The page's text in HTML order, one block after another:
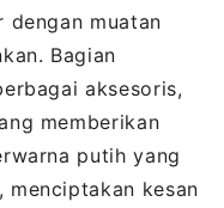
dengan muatan
Bagian
aksesoris,
memberikan
putih yang
menciptakan kesan